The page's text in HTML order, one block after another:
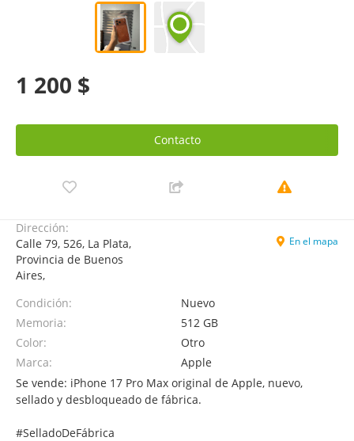
1 200 $
Contacto
Dirección:
Calle 79, 526, La Plata,
Provincia de Buenos
Aires,
En el mapa
Condición:
Nuevo
Memoria:
512 GB
Color:
Otro
Marca:
Apple
Se vende: iPhone 17 Pro Max original de Apple, nuevo,
sellado y desbloqueado de fábrica.
#SelladoDeFábrica